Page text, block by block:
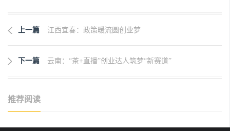
上一篇 江西宜春：政策暖流圆创业梦
下一篇 云南：“茶+直播”创业达人筑梦“新赛道”
推荐阅读